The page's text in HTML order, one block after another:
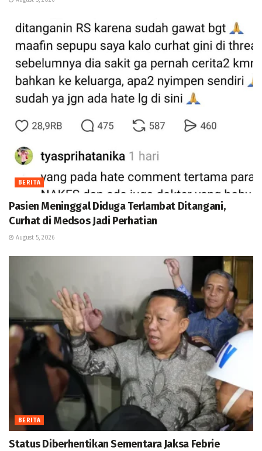
BERITA
Pasien Meninggal Diduga Terlambat Ditangani,
Curhat di Medsos Jadi Perhatian
August 5, 2026
BERITA
Status Diberhentikan Sementara Jaksa Febrie